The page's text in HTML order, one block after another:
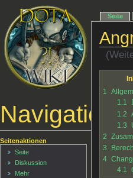
1
1.1
1.2
1.3
2
3
4
4.1
Seite
Seitenaktionen
Seite
Diskussion
Mehr